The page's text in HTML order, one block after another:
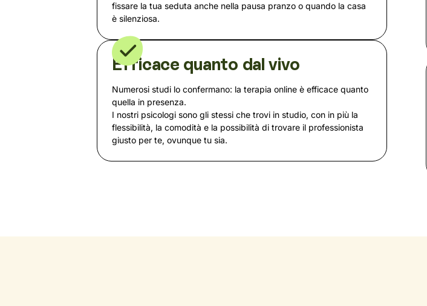
fissare la tua seduta anche nella pausa pranzo o quando la casa
è silenziosa.
Efficace quanto dal vivo
Numerosi studi lo confermano: la terapia online è efficace quanto
quella in presenza.
I nostri psicologi sono gli stessi che trovi in studio, con in più la
flessibilità, la comodità e la possibilità di trovare il professionista
giusto per te, ovunque tu sia.